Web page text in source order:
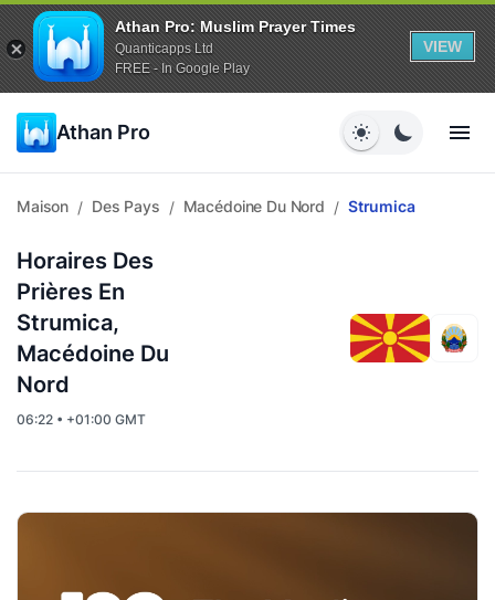
Athan Pro: Muslim Prayer Times
Quanticapps Ltd
FREE - In Google Play
VIEW
Athan Pro
Maison / Des Pays / Macédoine Du Nord / Strumica
Horaires Des
Prières En
Strumica,
Macédoine Du
Nord
06:22 • +01:00 GMT